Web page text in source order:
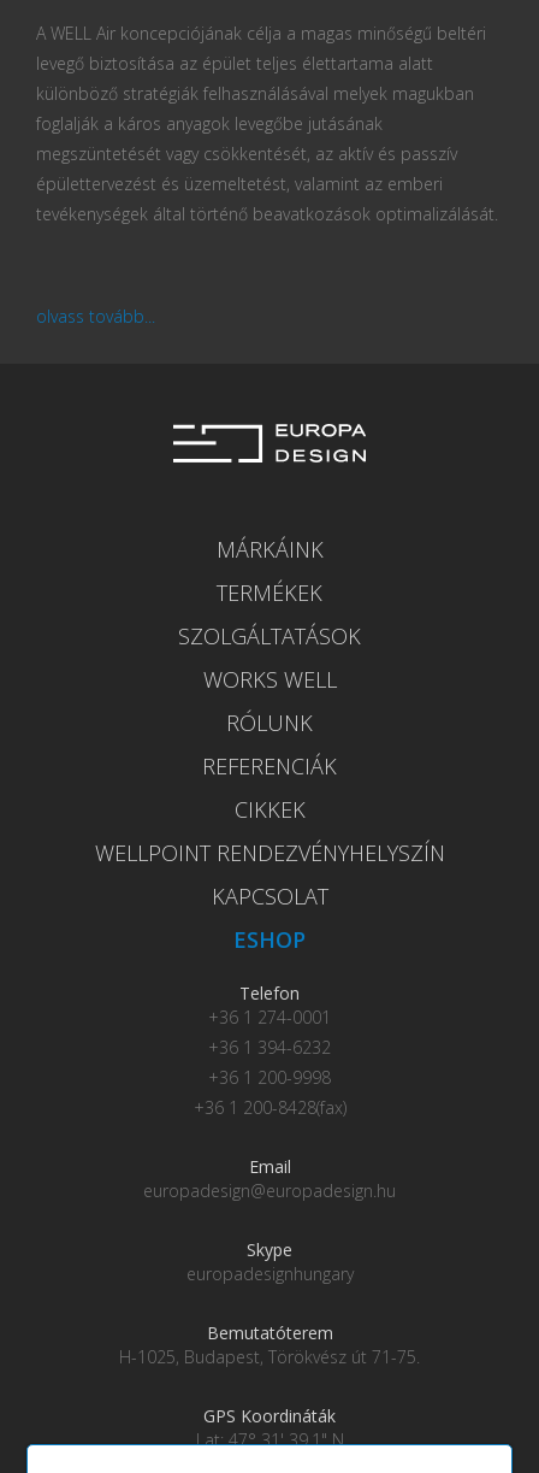
A WELL Air koncepciójának célja a magas minőségű beltéri
levegő biztosítása az épület teljes élettartama alatt
különböző stratégiák felhasználásával melyek magukban
foglalják a káros anyagok levegőbe jutásának
megszüntetését vagy csökkentését, az aktív és passzív
épülettervezést és üzemeltetést, valamint az emberi
tevékenységek által történő beavatkozások optimalizálását.
olvass tovább...
MÁRKÁINK
TERMÉKEK
SZOLGÁLTATÁSOK
WORKS WELL
RÓLUNK
REFERENCIÁK
CIKKEK
WELLPOINT RENDEZVÉNYHELYSZÍN
KAPCSOLAT
ESHOP
Telefon
+36 1 274-0001
+36 1 394-6232
+36 1 200-9998
+36 1 200-8428(fax)
Email
europadesign@europadesign.hu
Skype
europadesignhungary
Bemutatóterem
H-1025, Budapest, Törökvész út 71-75.
GPS Koordináták
Lat: 47° 31' 39.1" N